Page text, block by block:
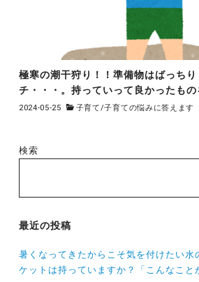
極寒の潮干狩り！！準備物はばっちり
チ・・・。持っていって良かったもの
2024-05-25 子育て/子育ての悩みに答えます
検索
最近の投稿
暑くなってきたからこそ気を付けたい水
ケットは持っていますか？「こんなこと